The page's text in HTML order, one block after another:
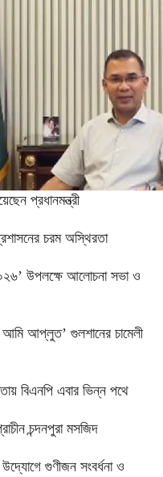
প্রধানমন্ত্রী
চরম অস্থিরতা
উপলক্ষে আলোচনা সভা ও
আমি আপ্লুত’ গুলশানের চামেলী
বিএনপি এবার ভিন্ন পথে
চন্দনপুরা মসজিদ
উদ্যোগে গুণীজন সংবর্ধনা ও